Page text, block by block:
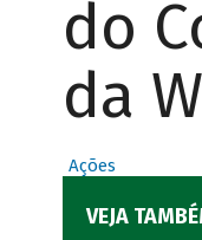
do
da
Ações
VEJA